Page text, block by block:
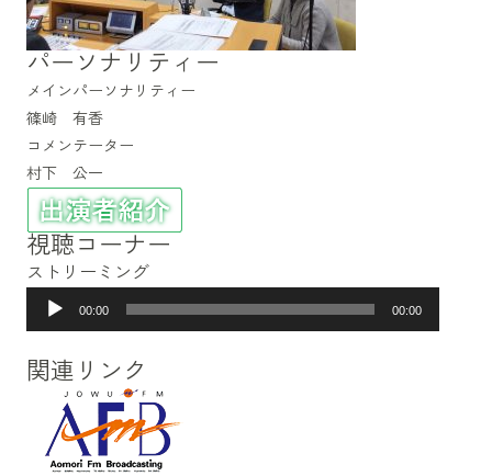
パーソナリティー
メインパーソナリティー
篠崎 有香
コメンテーター
村下 公一
視聴コーナー
ストリーミング
声
プ
レ
00:00 00:00
関連リンク